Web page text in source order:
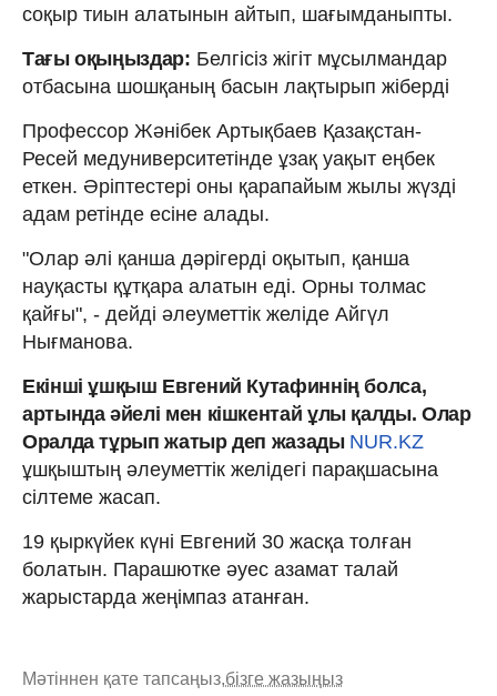
соқыр тиын алатынын айтып, шағымданыпты.
Тағы оқыңыздар: Белгісіз жігіт мұсылмандар
отбасына шошқаның басын лақтырып жіберді
Профессор Жәнібек Артықбаев Қазақстан-
Ресей медуниверситетінде ұзақ уақыт еңбек
еткен. Әріптестері оны қарапайым жылы жүзді
адам ретінде есіне алады.
"Олар әлі қанша дәрігерді оқытып, қанша
науқасты құтқара алатын еді. Орны толмас
қайғы", - дейді әлеуметтік желіде Айгүл
Нығманова.
Екінші ұшқыш Евгений Кутафиннің болса,
артында әйелі мен кішкентай ұлы қалды. Олар
Оралда тұрып жатыр деп жазады NUR.KZ
ұшқыштың әлеуметтік желідегі парақшасына
сілтеме жасап.
19 қыркүйек күні Евгений 30 жасқа толған
болатын. Парашютке әуес азамат талай
жарыстарда жеңімпаз атанған.
Мәтіннен қате тапсаңыз,бізге жазыңыз